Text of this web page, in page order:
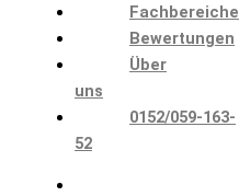
Fachbereiche
Bewertungen
Über
uns
0152/059-163-
52